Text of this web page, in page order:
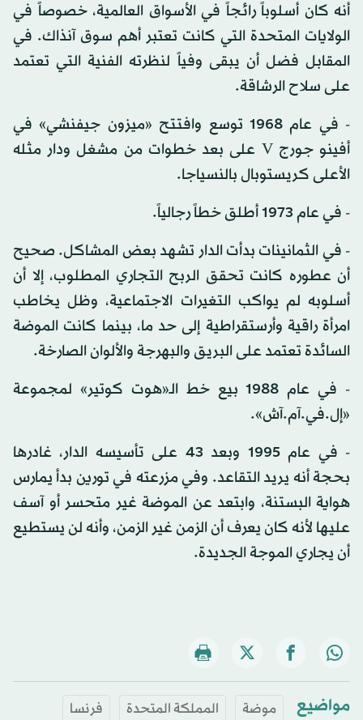
أنه كان أسلوباً رائجاً في الأسواق العالمية، خصوصاً في
الولايات المتحدة التي كانت تعتبر أهم سوق آنذاك. في
المقابل فضل أن يبقى وفياً لنظرته الفنية التي تعتمد
على سلاح الرشاقة.
- في عام 1968 توسع وافتتح «ميزون جيفنشي» في
أفينو جورج V على بعد خطوات من مشغل ودار مثله
الأعلى كريستوبال بالنسياجا.
- في عام 1973 أطلق خطاً رجالياً.
- في الثمانينات بدأت الدار تشهد بعض المشاكل. صحيح
أن عطوره كانت تحقق الربح التجاري المطلوب، إلا أن
أسلوبه لم يواكب التغيرات الاجتماعية، وظل يخاطب
امرأة راقية وأرستقراطية إلى حد ما، بينما كانت الموضة
السائدة تعتمد على البريق والبهرجة والألوان الصارخة.
- في عام 1988 بيع خط الـ«هوت كوتير» لمجموعة
«إل.في.آم.آش».
- في عام 1995 وبعد 43 على تأسيسه الدار، غادرها
بحجة أنه يريد التقاعد. وفي مزرعته في تورين بدأ يمارس
هواية البستنة، وابتعد عن الموضة غير متحسر أو آسف
عليها لأنه كان يعرف أن الزمن غير الزمن، وأنه لن يستطيع
أن يجاري الموجة الجديدة.
مواضيع موضة المملكة المتحدة فرنسا